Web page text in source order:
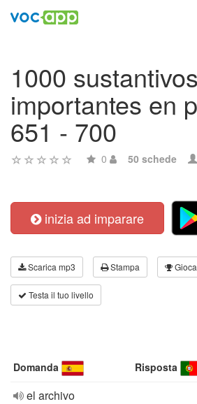
1000
importantes en
651 - 700
0 50 schede
inizia ad imparare
Scarica mp3 Stampa Gioca
Testa il tuo livello
Domanda Risposta
el archivo